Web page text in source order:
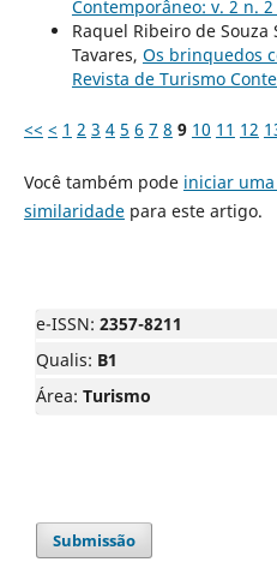
Contemporâneo: v. 2 n. 2
Raquel Ribeiro de
Tavares, Os brinquedos
Revista de Turismo
<< < 1 2 3 4 5 6 7 8 9 10 11 12
Você também pode iniciar
similaridadepara este artigo.
e-ISSN: 2357-8211
Qualis: B1
Área: Turismo
Submissão